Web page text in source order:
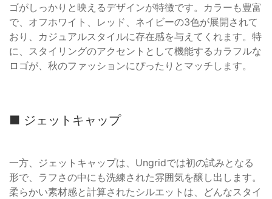
ゴがしっかりと映えるデザインが特徴です。カラーも豊富
で、オフホワイト、レッド、ネイビーの3色が展開されて
おり、カジュアルスタイルに存在感を与えてくれます。特
に、スタイリングのアクセントとして機能するカラフルな
ロゴが、秋のファッションにぴったりとマッチします。
■ ジェットキャップ
一方、ジェットキャップは、Ungridでは初の試みとなる
形で、ラフさの中にも洗練された雰囲気を醸し出します。
柔らかい素材感と計算されたシルエットは、どんなスタイ